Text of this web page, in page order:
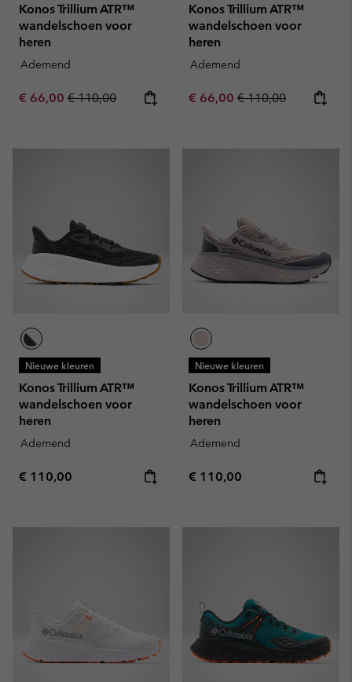
Konos Trillium ATR™
wandelschoen voor
heren
Ademend
Sale price:
€ 66,00 Regular price:
€ 110,00
Konos Trillium ATR™
wandelschoen voor
heren
Ademend
Sale price:
€ 66,00 Regular price:
€ 110,00
Nieuwe kleuren
Konos Trillium ATR™
wandelschoen voor
heren
Ademend
Regular price:
€ 110,00
Nieuwe kleuren
Konos Trillium ATR™
wandelschoen voor
heren
Ademend
Regular price:
€ 110,00